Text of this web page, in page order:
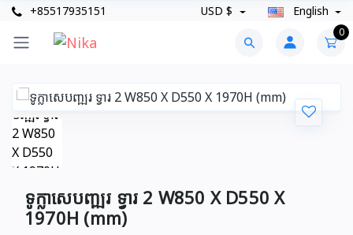
+85517935151 USD $ English
0
ទូក្លាសេបញ្ឍរ ទ្វារ 2 W850 X D550 X
1970H (mm)